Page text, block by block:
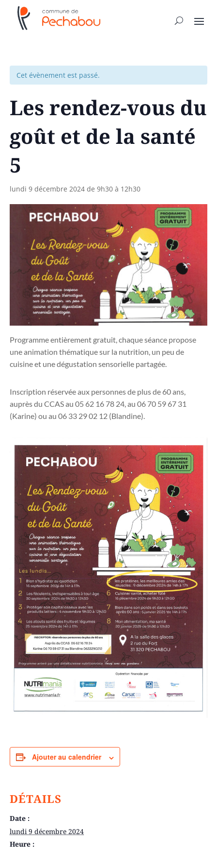
Cet évènement est passé.
Les rendez-vous du
goût et de la santé
5
lundi 9 décembre 2024 de 9h30 à 12h30
Programme entièrement gratuit, chaque séance propose
une animation thématique sur la nutrition, un peu de
cuisine et une dégustation sensorielle partagée.
Inscription réservée aux personnes de plus de 60 ans,
auprès du CCAS au 05 62 16 78 24, au 06 70 59 67 31
(Karine) ou au 06 33 29 02 12 (Blandine).
Ajouter au calendrier
DÉTAILS
Date :
lundi 9 décembre 2024
Heure :